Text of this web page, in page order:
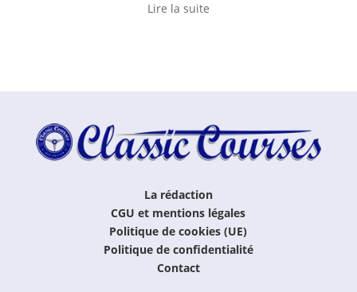
Lire la suite
La rédaction
CGU et mentions légales
Politique de cookies (UE)
Politique de confidentialité
Contact